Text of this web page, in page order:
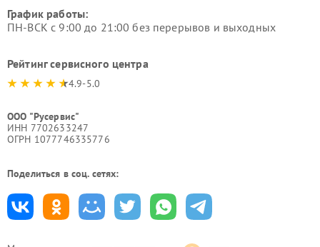
График работы:
ПН-ВСК с 9:00 до 21:00 без перерывов и выходных
Рейтинг сервисного центра
4.9-5.0
ООО "Русервис"
ИНН 7702633247
ОГРН 1077746335776
Поделиться в соц. сетях: